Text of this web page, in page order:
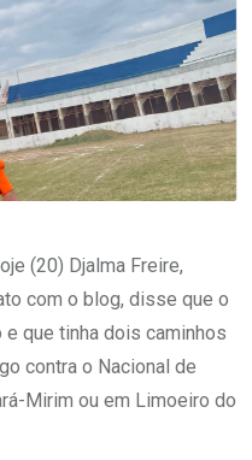
(20) Djalma Freire,
com o blog, disse que o
que tinha dois caminhos
contra o Nacional de
Mirim ou em Limoeiro do